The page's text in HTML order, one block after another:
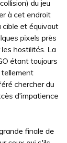
du jeu
à cet endroit
cible et équivaut
pixels près
hostilités. La
étant toujours
tellement
chercher du
d'impatience
finale de